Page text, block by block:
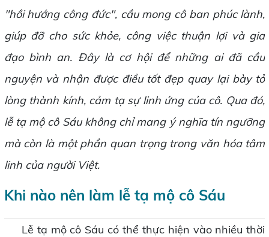
"hồi hướng công đức", cầu mong cô ban phúc lành,
giúp đỡ cho sức khỏe, công việc thuận lợi và gia
đạo bình an. Đây là cơ hội để những ai đã cầu
nguyện và nhận được điều tốt đẹp quay lại bày tỏ
lòng thành kính, cảm tạ sự linh ứng của cô. Qua đó,
lễ tạ mộ cô Sáu không chỉ mang ý nghĩa tín ngưỡng
mà còn là một phần quan trọng trong văn hóa tâm
linh của người Việt.
Khi nào nên làm lễ tạ mộ cô Sáu
Lễ tạ mộ cô Sáu có thể thực hiện vào nhiều thời